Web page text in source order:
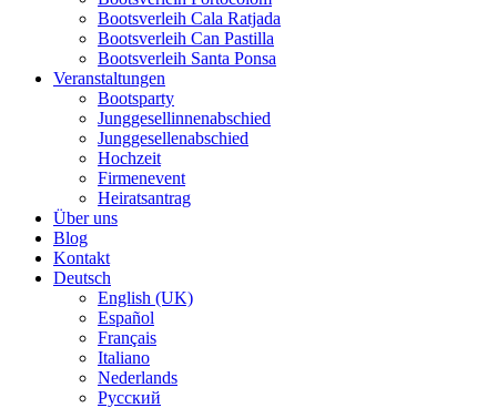
Bootsverleih Cala Ratjada
Bootsverleih Can Pastilla
Bootsverleih Santa Ponsa
Veranstaltungen
Bootsparty
Junggesellinnenabschied
Junggesellenabschied
Hochzeit
Firmenevent
Heiratsantrag
Über uns
Blog
Kontakt
Deutsch
English (UK)
Español
Français
Italiano
Nederlands
Русский